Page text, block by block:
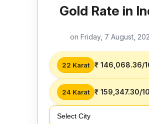
Gold Rate in
on Friday, 7 August,
22 Karat ₹ 146,068.36/
24 Karat ₹ 159,347.30/